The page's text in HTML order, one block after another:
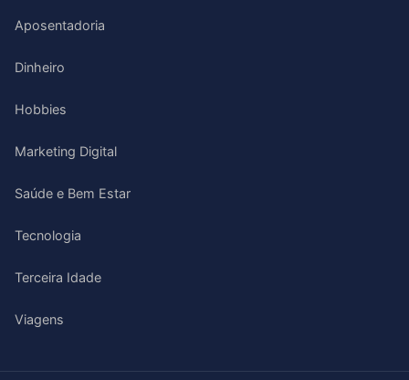
Aposentadoria
Dinheiro
Hobbies
Marketing Digital
Saúde e Bem Estar
Tecnologia
Terceira Idade
Viagens